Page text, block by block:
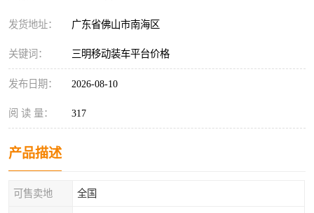
发货地址： 广东省佛山市南海区
关键词： 三明移动装车平台价格
发布日期： 2026-08-10
阅 读 量： 317
产品描述
可售卖地 全国